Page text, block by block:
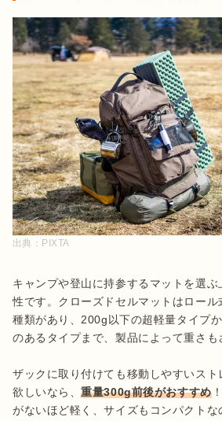
出典： PIXTA
キャンプや登山に持参するマットを選
性です。クローズドセルマットはロール
種類があり、200g以下の超軽量タイプ
のあるタイプまで、製品によって重さも
ザックに取り付けても移動しやすいス
欲しいなら、重量300g前後がおすすめ
がないほど軽く、サイズもコンパクトな